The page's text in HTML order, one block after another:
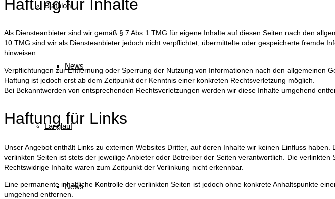
Biathlon
News
Langlauf
News
Haftung für Inhalte
Als Diensteanbieter sind wir gemäß § 7 Abs.1 TMG für eigene Inhalte auf diesen Seiten nach den
10 TMG sind wir als Diensteanbieter jedoch nicht verpflichtet, übermittelte oder gespeicherte fremde
hinweisen.
Verpflichtungen zur Entfernung oder Sperrung der Nutzung von Informationen nach den allgemeinen
Haftung ist jedoch erst ab dem Zeitpunkt der Kenntnis einer konkreten Rechtsverletzung möglich.
Bei Bekanntwerden von entsprechenden Rechtsverletzungen werden wir diese Inhalte umgehend
Haftung für Links
Unser Angebot enthält Links zu externen Websites Dritter, auf deren Inhalte wir keinen Einfluss
verlinkten Seiten ist stets der jeweilige Anbieter oder Betreiber der Seiten verantwortlich. Die
Rechtswidrige Inhalte waren zum Zeitpunkt der Verlinkung nicht erkennbar.
Eine permanente inhaltliche Kontrolle der verlinkten Seiten ist jedoch ohne konkrete Anhaltspunkte
umgehend entfernen.